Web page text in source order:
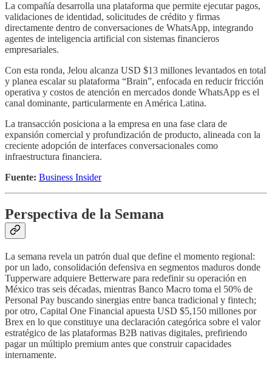
La compañía desarrolla una plataforma que permite ejecutar pagos,
validaciones de identidad, solicitudes de crédito y firmas
directamente dentro de conversaciones de WhatsApp, integrando
agentes de inteligencia artificial con sistemas financieros
empresariales.
Con esta ronda, Jelou alcanza USD $13 millones levantados en total
y planea escalar su plataforma “Brain”, enfocada en reducir fricción
operativa y costos de atención en mercados donde WhatsApp es el
canal dominante, particularmente en América Latina.
La transacción posiciona a la empresa en una fase clara de
expansión comercial y profundización de producto, alineada con la
creciente adopción de interfaces conversacionales como
infraestructura financiera.
Fuente: Business Insider
Perspectiva de la Semana
La semana revela un patrón dual que define el momento regional:
por un lado, consolidación defensiva en segmentos maduros donde
Tupperware adquiere Betterware para redefinir su operación en
México tras seis décadas, mientras Banco Macro toma el 50% de
Personal Pay buscando sinergias entre banca tradicional y fintech;
por otro, Capital One Financial apuesta USD $5,150 millones por
Brex en lo que constituye una declaración categórica sobre el valor
estratégico de las plataformas B2B nativas digitales, prefiriendo
pagar un múltiplo premium antes que construir capacidades
internamente.